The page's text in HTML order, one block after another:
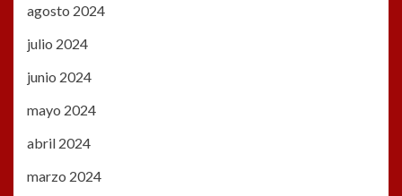
agosto 2024
julio 2024
junio 2024
mayo 2024
abril 2024
marzo 2024